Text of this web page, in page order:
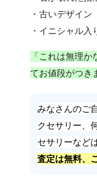
・古いデザイン
・イニシャル入
「これは無理
てお値段がつき
みなさんのご
クセサリー、
セサリーなど
査定は無料、